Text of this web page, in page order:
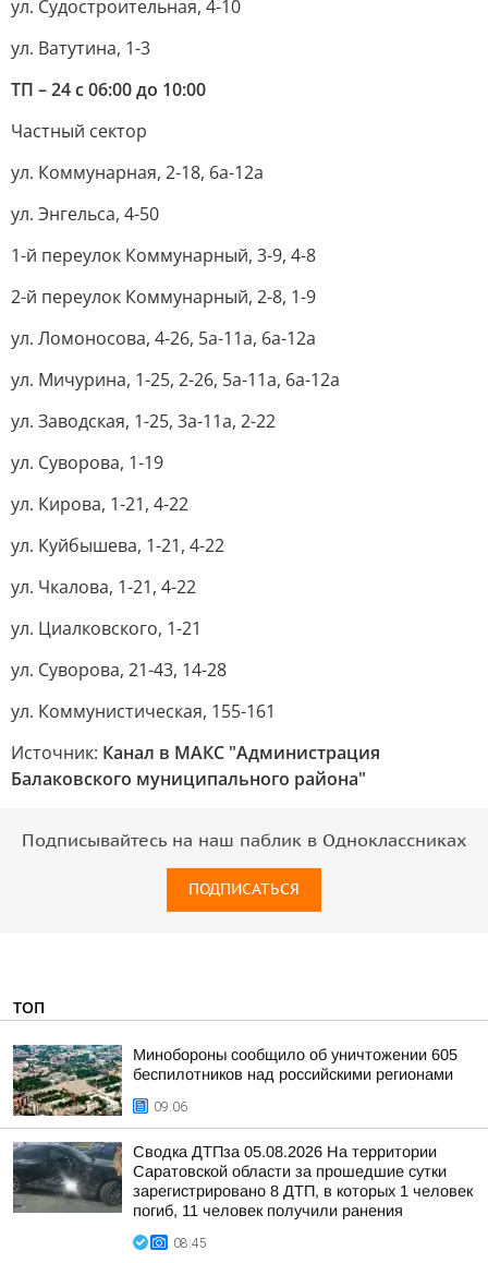
ул. Судостроительная, 4-10
ул. Ватутина, 1-3
ТП – 24 с 06:00 до 10:00
Частный сектор
ул. Коммунарная, 2-18, 6а-12а
ул. Энгельса, 4-50
1-й переулок Коммунарный, 3-9, 4-8
2-й переулок Коммунарный, 2-8, 1-9
ул. Ломоносова, 4-26, 5а-11а, 6а-12а
ул. Мичурина, 1-25, 2-26, 5а-11а, 6а-12а
ул. Заводская, 1-25, 3а-11а, 2-22
ул. Суворова, 1-19
ул. Кирова, 1-21, 4-22
ул. Куйбышева, 1-21, 4-22
ул. Чкалова, 1-21, 4-22
ул. Циалковского, 1-21
ул. Суворова, 21-43, 14-28
ул. Коммунистическая, 155-161
Источник: Канал в МАКС "Администрация
Балаковского муниципального района"
Подписывайтесь на наш паблик в Одноклассниках
ПОДПИСАТЬСЯ
ТОП
Минобороны сообщило об уничтожении 605
беспилотников над российскими регионами
09:06
Сводка ДТПза 05.08.2026 На территории
Саратовской области за прошедшие сутки
зарегистрировано 8 ДТП, в которых 1 человек
погиб, 11 человек получили ранения
08:45